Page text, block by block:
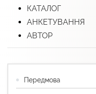
КАТАЛОГ
АНКЕТУВАННЯ
АВТОР
Передмова